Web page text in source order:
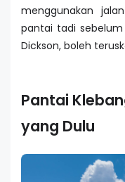
menggunakan
pantai tadi sebelum
Dickson, boleh
Pantai
yang Dulu